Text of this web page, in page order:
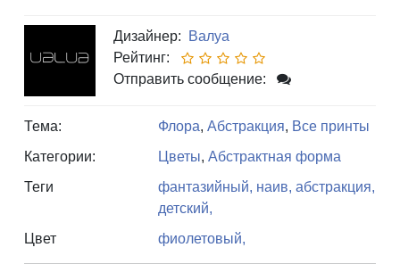
Дизайнер: Валуа
Рейтинг:
Отправить сообщение:
Тема: Флора, Абстракция, Все принты
Категории:
Цветы, Абстрактная форма
Теги
фантазийный, наив, абстракция,
детский,
Цвет
фиолетовый,